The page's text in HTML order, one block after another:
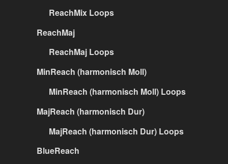
ReachMix Loops
ReachMaj
ReachMaj Loops
MinReach (harmonisch Moll)
MinReach (harmonisch Moll) Loops
MajReach (harmonisch Dur)
MajReach (harmonisch Dur) Loops
BlueReach